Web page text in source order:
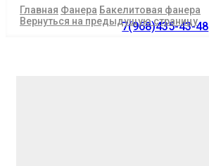
7(968)435-43-48
Главная Фанера Бакелитовая фанера
Вернуться на предыдущую страницу